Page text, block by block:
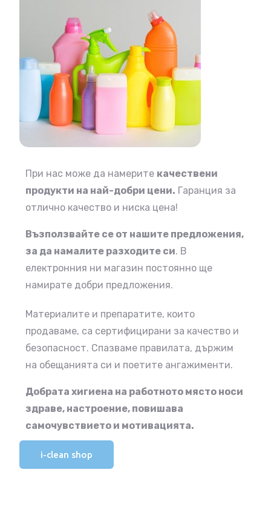
При нас може да намерите качествени
продукти на най-добри цени. Гаранция за
отлично качество и ниска цена!
Възползвайте се от нашите предложения,
за да намалите разходите си. В
електронния ни магазин постоянно ще
намирате добри предложения.
Материалите и препаратите, които
продаваме, са сертифицирани за качество и
безопасност. Спазваме правилата, държим
на обещанията си и поетите ангажименти.
Добрата хигиена на работното място носи
здраве, настроение, повишава
самочувствието и мотивацията.
i-clean shop